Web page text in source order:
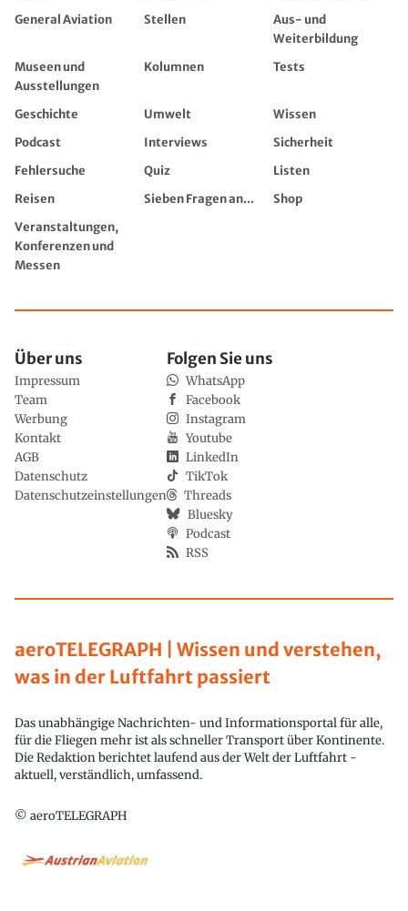
General Aviation
Stellen
Aus- und
Weiterbildung
Museen und
Ausstellungen
Kolumnen Tests
Geschichte Umwelt
Wissen
Podcast
Interviews
Sicherheit
Fehlersuche
Quiz
Listen
Reisen
Sieben Fragen an...
Shop
Veranstaltungen,
Konferenzen und
Messen
aeroTELEGRAPH | Wissen und verstehen,
was in der Luftfahrt passiert
Das unabhängige Nachrichten- und Informationsportal für alle,
für die Fliegen mehr ist als schneller Transport über Kontinente.
Die Redaktion berichtet laufend aus der Welt der Luftfahrt -
aktuell, verständlich, umfassend.
© aeroTELEGRAPH
Über uns
Impressum
Team
Werbung
Kontakt
AGB
Datenschutz
Datenschutzeinstellungen
Folgen Sie uns
WhatsApp
Facebook
Instagram
Youtube
LinkedIn
TikTok
Threads
Bluesky
Podcast
RSS